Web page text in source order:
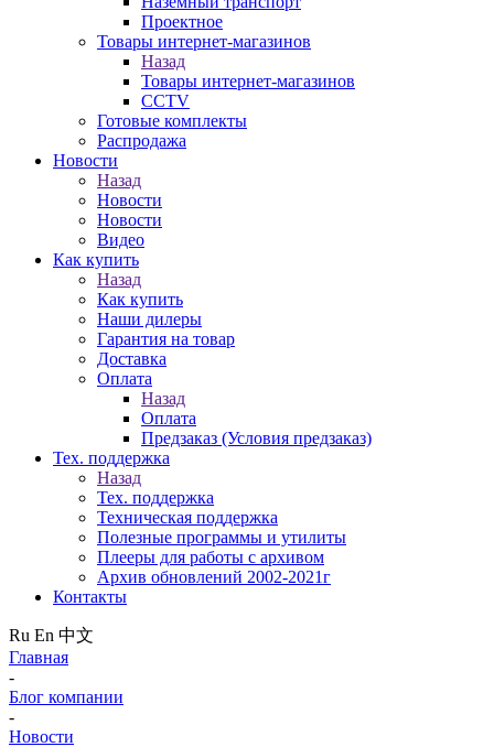
Проектное
Товары интернет-магазинов
Назад
Товары интернет-магазинов
CCTV
Готовые комплекты
Распродажа
Новости
Назад
Новости
Новости
Видео
Как купить
Назад
Как купить
Наши дилеры
Гарантия на товар
Доставка
Оплата
Назад
Оплата
Предзаказ (Условия предзаказ)
Тех. поддержка
Назад
Тех. поддержка
Техническая поддержка
Полезные программы и утилиты
Плееры для работы с архивом
Архив обновлений 2002-2021г
Контакты
Ru En 中文
Главная
-
Блог компании
-
Новости